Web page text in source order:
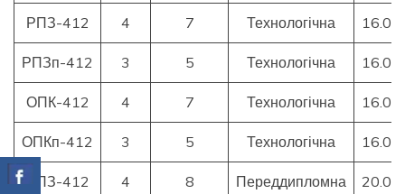
РПЗ-412 4 7 Технологічна
РПЗп-412 3 5 Технологічна
ОПК-412 4 7 Технологічна
ОПКп-412 3 5 Технологічна
РПЗ-412 4 8 Переддипломна